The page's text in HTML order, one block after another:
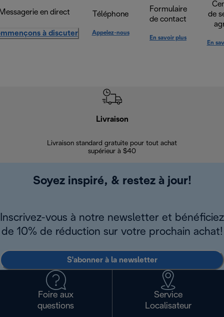
en direct
à discuter
Téléphone
Appelez-nous
Formulaire
de contact
En savoir plus
de
En
Livraison
Livraison standard gratuite pour tout achat
supérieur à $40
Soyez inspiré, & restez à jour!
Inscrivez-vous à notre newsletter et bénéficiez
de 10% de réduction sur votre prochain achat!
S'abonner à la newsletter
Foire aux
questions
Service
Localisateur